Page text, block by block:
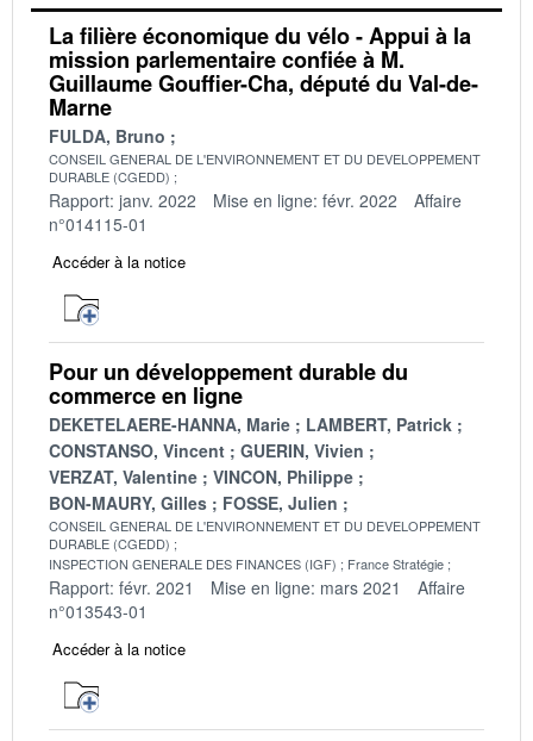
La filière économique du vélo - Appui à la
mission parlementaire confiée à M.
Guillaume Gouffier-Cha, député du Val-de-
Marne
FULDA, Bruno
CONSEIL GENERAL DE L'ENVIRONNEMENT ET DU DEVELOPPEMENT
DURABLE (CGEDD)
Rapport: janv. 2022 Mise en ligne: févr. 2022
Affaire
n°014115-01
Accéder à la notice
Pour un développement durable du
commerce en ligne
DEKETELAERE-HANNA, Marie
LAMBERT, Patrick
CONSTANSO, Vincent
GUERIN, Vivien
VERZAT, Valentine
VINCON, Philippe
BON-MAURY, Gilles
FOSSE, Julien
CONSEIL GENERAL DE L'ENVIRONNEMENT ET DU DEVELOPPEMENT
DURABLE (CGEDD)
INSPECTION GENERALE DES FINANCES (IGF)
France Stratégie
Rapport: févr. 2021 Mise en ligne: mars 2021
Affaire
n°013543-01
Accéder à la notice